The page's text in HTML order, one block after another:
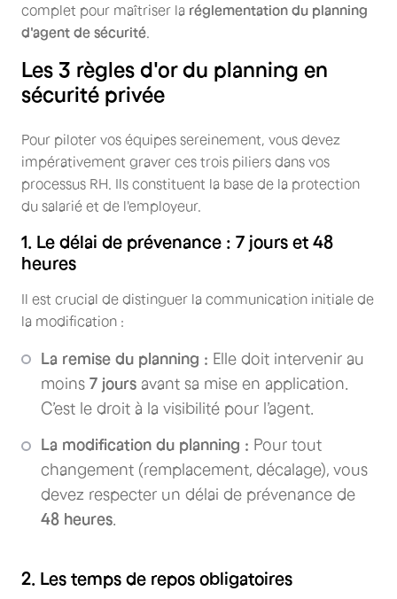
complet pour maîtriser la réglementation du planning
d'agent de sécurité
Les 3 règles d'or du planning en
sécurité privée
Pour piloter vos équipes sereinement, vous devez
impérativement graver ces trois piliers dans vos
processus RH. Ils constituent la base de la protection
du salarié et de l'employeur.
1. Le délai de prévenance : 7 jours et 48
heures
Il est crucial de distinguer la communication initiale de
la modification :
La remise du planning : Elle doit intervenir au
moins 7 jours avant sa mise en application.
C’est le droit à la visibilité pour l’agent.
La modification du planning : Pour tout
changement (remplacement, décalage), vous
devez respecter un délai de prévenance de
48 heures.
2. Les temps de repos obligatoires